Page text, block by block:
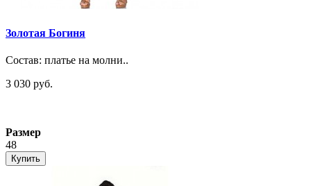
Золотая Богиня
Состав: платье на молни..
3 030 руб.
Размер
48
Купить